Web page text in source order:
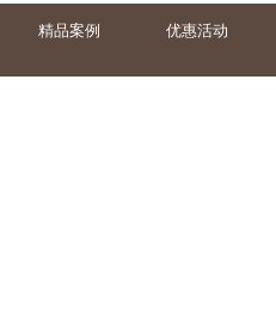
精品案例 优惠活动